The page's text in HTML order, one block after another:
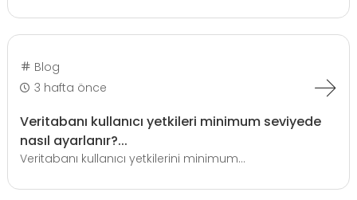
Blog
3 hafta önce
Veritabanı kullanıcı yetkileri minimum seviyede
nasıl ayarlanır?...
Veritabanı kullanıcı yetkilerini minimum...